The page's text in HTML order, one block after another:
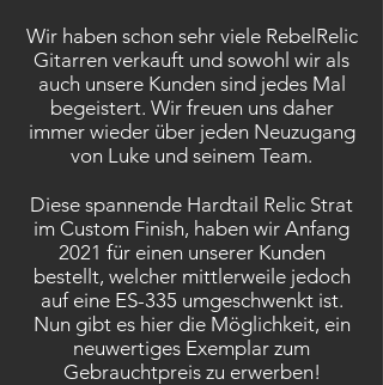
Wir haben schon sehr viele RebelRelic
Gitarren verkauft und sowohl wir als
auch unsere Kunden sind jedes Mal
begeistert. Wir freuen uns daher
immer wieder über jeden Neuzugang
von Luke und seinem Team.
Diese spannende Hardtail Relic Strat
im Custom Finish, haben wir Anfang
2021 für einen unserer Kunden
bestellt, welcher mittlerweile jedoch
auf eine ES-335 umgeschwenkt ist.
Nun gibt es hier die Möglichkeit, ein
neuwertiges Exemplar zum
Gebrauchtpreis zu erwerben!